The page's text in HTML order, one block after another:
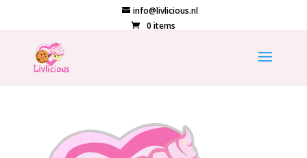
info@livlicious.nl
0 items